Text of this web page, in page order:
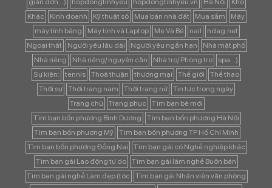
Khác
Kinh doanh Kỹ thuật số Mua bán nhà đất Mua sắm
Máy
máy tính bảng
Máy tính và Laptop Mẹ Và Bé nail
ndag.net
Ngoại thất
Người yêu lâu dài Người yêu ngắn hạn
Nhà mặt phố
Nhà riêng
Nhà riêng/ nguyên căn Nhà trọ/ Phòng trọ
spa...)
Sự kiện:
tennis Thoả thuận thương mại Thế giới
Thể thao
Thời sự
Thời trang nam Thời trang nữ
Tin tức trong ngày
Trang chủ
Trang phục
Tìm bạn bè mới
Tìm bạn bốn phương Bình Dương
Tìm bạn bốn phương Hà Nội
Tìm bạn bốn phương Mỹ
Tìm bạn bốn phương TP Hồ Chí Minh
Tìm bạn bốn phương Đồng Nai
Tìm bạn gái có Nghề nghiệp khác
Tìm bạn gái Lao động tự do
Tìm bạn gái làm nghề Buôn bán
Tìm bạn gái nghề Làm đẹp (tóc
Tìm bạn gái Nhân viên văn phòng